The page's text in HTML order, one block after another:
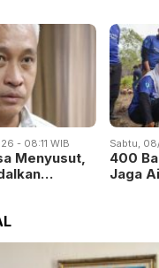
- 08:11 WIB
Menyusut,
Sabtu,
400
Jaga